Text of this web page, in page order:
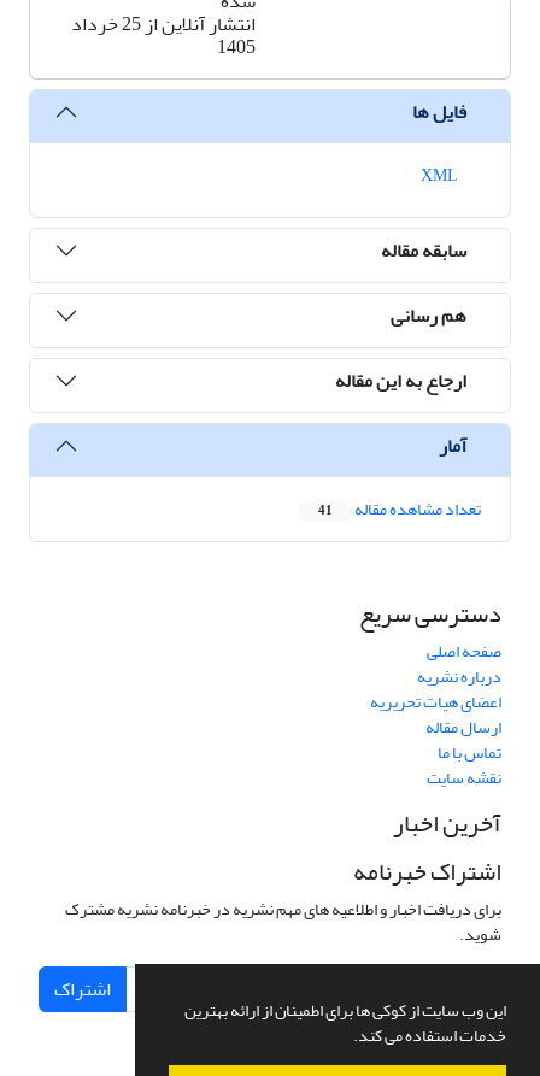
این وب سایت از کوکی ها برای اطمینان از ارائه بهترین
خدمات استفاده می کند.
انتشار آنلاین از 25 خرداد
1405
فایل ها
سابقه مقاله
هم رسانی
ارجاع به این مقاله
آمار
تعداد مشاهده مقاله 41
دسترسی سریع
صفحه اصلی
درباره نشریه
اعضای هیات تحریریه
ارسال مقاله
تماس با ما
نقشه سایت
آخرین اخبار
اشتراک خبرنامه
برای دریافت اخبار و اطلاعیه های مهم نشریه در خبرنامه نشریه مشترک
شوید.
اشتراک